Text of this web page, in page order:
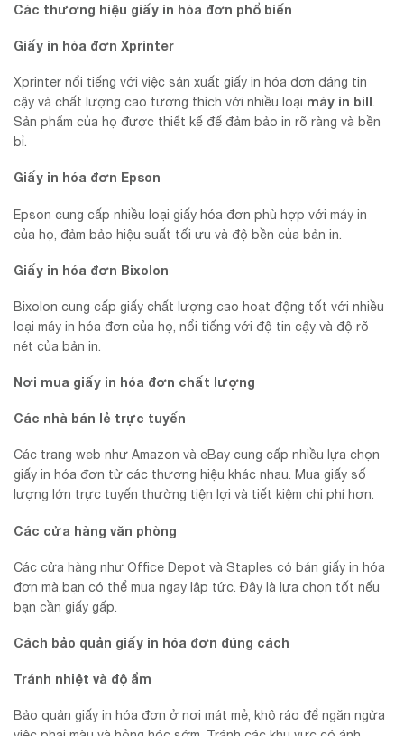
Các thương hiệu giấy in hóa đơn phổ biến
Giấy in hóa đơn Xprinter
Xprinter nổi tiếng với việc sản xuất giấy in hóa đơn đáng tin
cậy và chất lượng cao tương thích với nhiều loại máy in bill
Sản phẩm của họ được thiết kế để đảm bảo in rõ ràng và bền
bỉ.
Giấy in hóa đơn Epson
Epson cung cấp nhiều loại giấy hóa đơn phù hợp với máy in
của họ, đảm bảo hiệu suất tối ưu và độ bền của bản in.
Giấy in hóa đơn Bixolon
Bixolon cung cấp giấy chất lượng cao hoạt động tốt với nhiều
loại máy in hóa đơn của họ, nổi tiếng với độ tin cậy và độ rõ
nét của bản in.
Nơi mua giấy in hóa đơn chất lượng
Các nhà bán lẻ trực tuyến
Các trang web như Amazon và eBay cung cấp nhiều lựa chọn
giấy in hóa đơn từ các thương hiệu khác nhau. Mua giấy số
lượng lớn trực tuyến thường tiện lợi và tiết kiệm chi phí hơn.
Các cửa hàng văn phòng
Các cửa hàng như Office Depot và Staples có bán giấy in hóa
đơn mà bạn có thể mua ngay lập tức. Đây là lựa chọn tốt nếu
bạn cần giấy gấp.
Cách bảo quản giấy in hóa đơn đúng cách
Tránh nhiệt và độ ẩm
Bảo quản giấy in hóa đơn ở nơi mát mẻ, khô ráo để ngăn ngừa